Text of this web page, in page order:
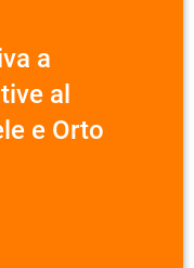
a
al
e Orto